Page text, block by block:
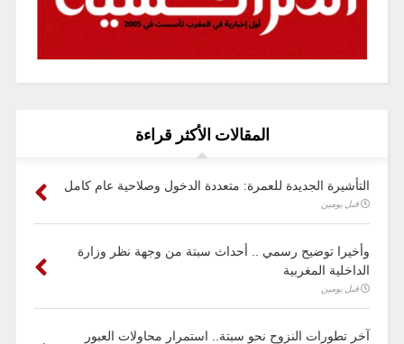
المقالات الأكثر قراءة
التأشيرة الجديدة للعمرة: متعددة الدخول وصلاحية عام كامل
قبل يومين
وأخيرا توضيح رسمي .. أحداث سبتة من وجهة نظر وزارة
الداخلية المغربية
قبل يومين
آخر تطورات النزوح نحو سبتة.. استمرار محاولات العبور